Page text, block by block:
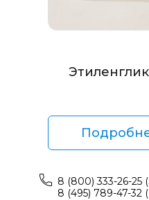
8 (800) 333-26-25
8 (495) 789-47-32